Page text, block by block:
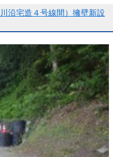
沿宅造４号線間）擁壁新設